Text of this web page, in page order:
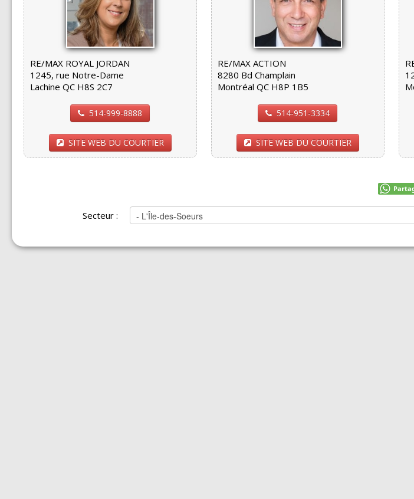
RE/MAX ROYAL JORDAN
1245, rue Notre-Dame
Lachine QC H8S 2C7
514-999-8888
SITE WEB DU COURTIER
RE/MAX ACTION
8280 Bd Champlain
Montréal QC H8P 1B5
514-951-3334
SITE WEB DU COURTIER
Secteur :